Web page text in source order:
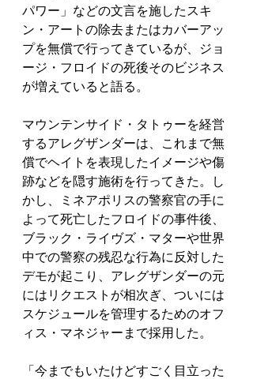
パワー」などの文言を施したスキ
ン・アートの除去またはカバーアッ
プを無償で行ってきているが、ジョ
ージ・フロイドの死後そのビジネス
が増えていると語る。
マウンテンサイド・タトゥーを経営
するアレグザンダーは、これまで無
償でヘイトを表現したイメージや傷
跡などを隠す施術を行ってきた。し
かし、ミネアポリスの警察官の手に
よって死亡したフロイドの事件後、
ブラック・ライヴズ・マターや世界
中での警察の残忍な行為に反対した
デモが起こり、アレグザンダーの元
にはリクエストが相次ぎ、ついには
スケジュールを管理するためのオフ
ィス・マネジャーまで採用した。
「今までもいたけどすごく目立った